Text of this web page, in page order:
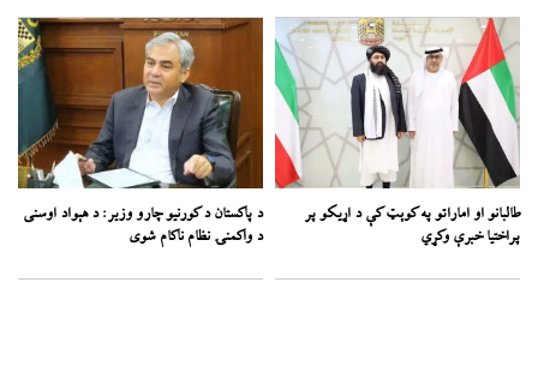
طالبانو او اماراتو په کوېټ کې د اړیکو پر
پراختیا خبرې وکړي
د پاکستان د کورنیو چارو وزیر: د هېواد اوسنی
د واکمنۍ نظام ناکام شوی